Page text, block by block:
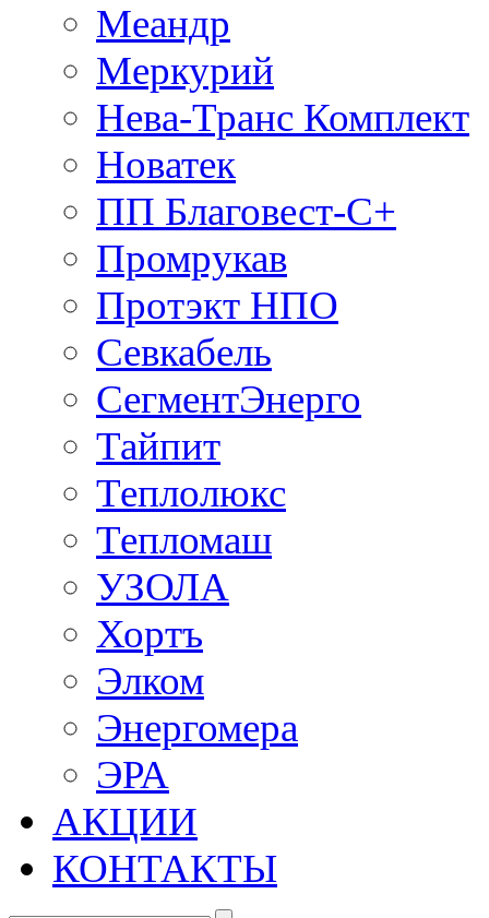
Меандр
Меркурий
Нева-Транс Комплект
Новатек
ПП Благовест-С+
Промрукав
Протэкт НПО
Севкабель
СегментЭнерго
Тайпит
Теплолюкс
Тепломаш
УЗОЛА
Хортъ
Элком
Энергомера
ЭРА
АКЦИИ
КОНТАКТЫ